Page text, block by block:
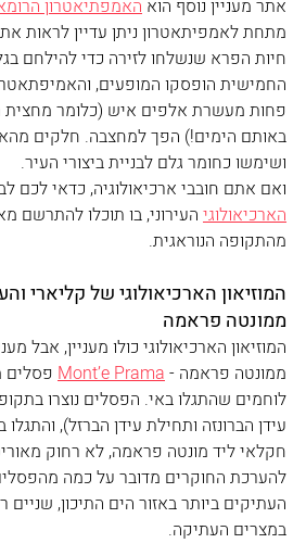
אתר מעניין נוסף הוא האמפתיאטרון
מתחת לאמפיתאטרון ניתן עדיין לראות
חיות הפרא שנשלחו לזירה כדי להילחם
החמישית הופסקו המופעים,
פחות מעשרת אלפים איש (כלומר מחצית
באותם הימים!) הפך למחצבה. חלקים
ושימשו כחומר גלם לבניית ביצורי העיר.
ואם אתם חובבי ארכיאולוגיה, כדאי לכם
הארכיאולוגי העירוני, בו תוכלו להתרשם
מהתקופה הנוראגית.
המוזיאון הארכיאולוגי של קליארי
ממונטה פראמה
המוזיאון הארכיאולוגי כולו מעניין, אבל
ממונטה פראמה - Mont’e Prama פסלים
לוחמים שהתגלו באי. הפסלים נוצרו
עידן הברונזה ותחילת עידן הברזל),
להערכת החוקרים מדובר על כמה
העתיקים ביותר באזור הים התיכון,
במצרים העתיקה.